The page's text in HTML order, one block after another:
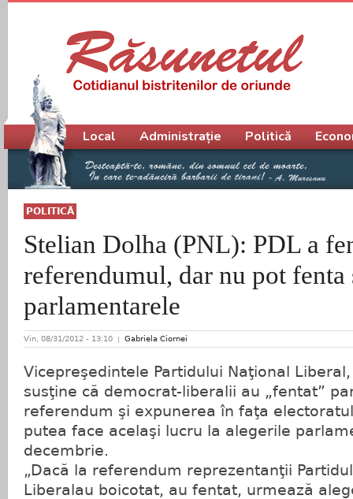
POLITICĂ
Stelian Dolha (PNL): PDL a
referendumul, dar nu pot fenta
parlamentarele
Vin, 08/31/2012 - 13:10 Gabriela Ciornei
Vicepreşedintele Partidului Naţional
susţine că democrat-liberalii au „fentat”
referendum şi expunerea în faţa
putea face acelaşi lucru la alegerile
decembrie.
„Dacă la referendum reprezentanţii
Liberalau boicotat, au fentat, urmează
Meniu principal
Local Administrație Politică